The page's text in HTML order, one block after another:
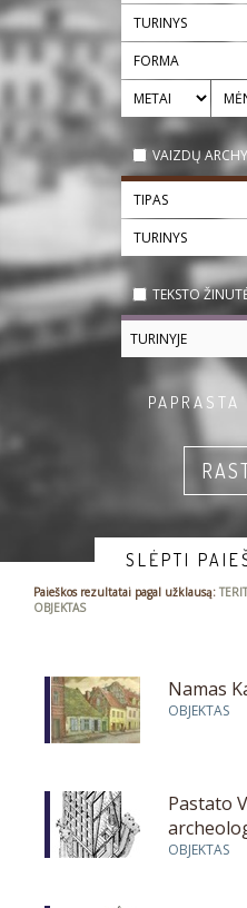
VAIZDŲ
TEKSTO
PAPRASTA
SLĖPTI
Paieškos rezultatai pagal užklausą:
OBJEKTAS
Namas
OBJEKTAS
Pastato
OBJEKTAS